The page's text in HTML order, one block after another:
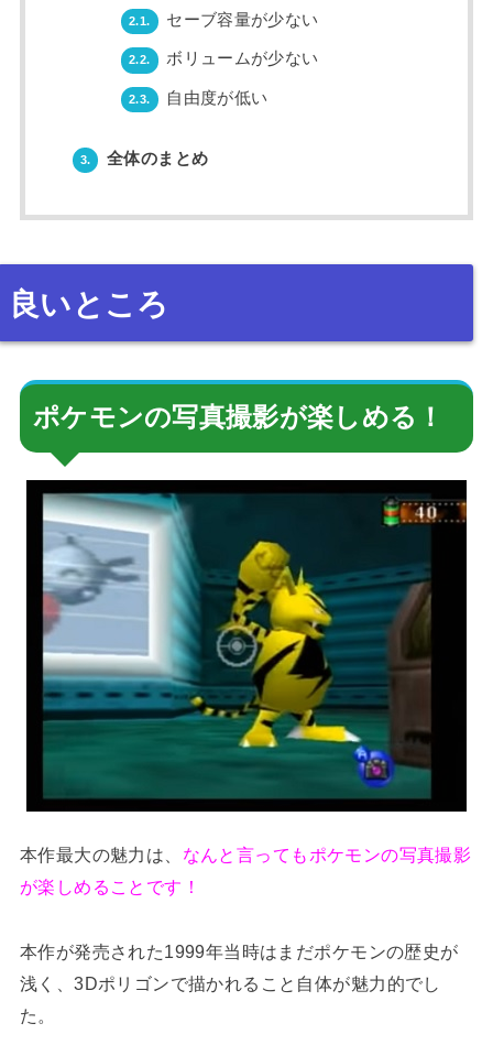
2.1. セーブ容量が少ない
2.2. ボリュームが少ない
2.3. 自由度が低い
3. 全体のまとめ
良いところ
ポケモンの写真撮影が楽しめる！
本作最大の魅力は、 なんと言ってもポケモンの写真撮影
が楽しめることです！
本作が発売された1999年当時はまだポケモンの歴史が
浅く、3Dポリゴンで描かれること自体が魅力的でし
た。